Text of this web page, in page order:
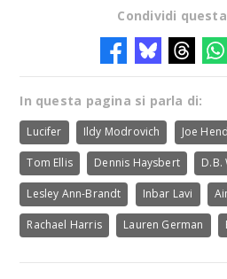
Condividi
In questa pagina si parla di:
Lucifer Ildy Modrovich Joe
Tom Ellis Dennis Haysbert D.B.
Lesley Ann-Brandt Inbar Lavi
Rachael Harris Lauren German